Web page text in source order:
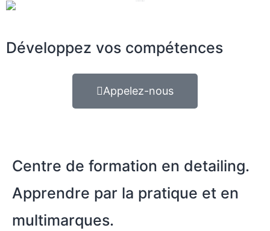
Développez vos compétences
Appelez-nous
Centre de formation en detailing.
Apprendre par la pratique et en
multimarques.